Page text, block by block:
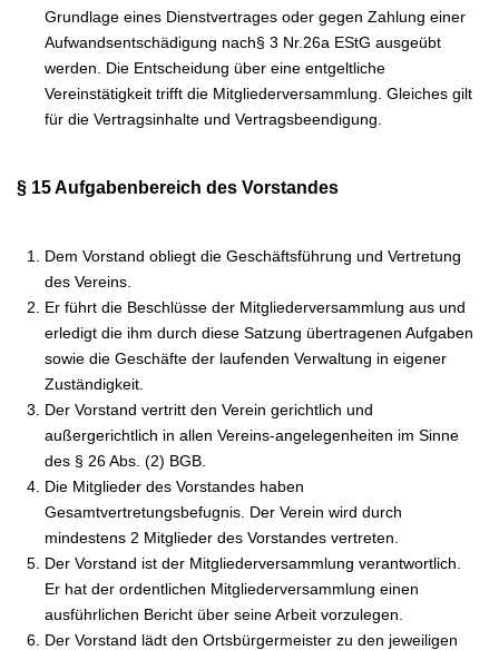
Grundlage eines Dienstvertrages oder gegen Zahlung einer
Aufwandsentschädigung nach§ 3 Nr.26a EStG ausgeübt
werden. Die Entscheidung über eine entgeltliche
Vereinstätigkeit trifft die Mitgliederversammlung. Gleiches gilt
für die Vertragsinhalte und Vertragsbeendigung.
§ 15 Aufgabenbereich des Vorstandes
Dem Vorstand obliegt die Geschäftsführung und Vertretung
des Vereins.
Er führt die Beschlüsse der Mitgliederversammlung aus und
erledigt die ihm durch diese Satzung übertragenen Aufgaben
sowie die Geschäfte der laufenden Verwaltung in eigener
Zuständigkeit.
Der Vorstand vertritt den Verein gerichtlich und
außergerichtlich in allen Vereins-angelegenheiten im Sinne
des § 26 Abs. (2) BGB.
Die Mitglieder des Vorstandes haben
Gesamtvertretungsbefugnis. Der Verein wird durch
mindestens 2 Mitglieder des Vorstandes vertreten.
Der Vorstand ist der Mitgliederversammlung verantwortlich.
Er hat der ordentlichen Mitgliederversammlung einen
ausführlichen Bericht über seine Arbeit vorzulegen.
Der Vorstand lädt den Ortsbürgermeister zu den jeweiligen